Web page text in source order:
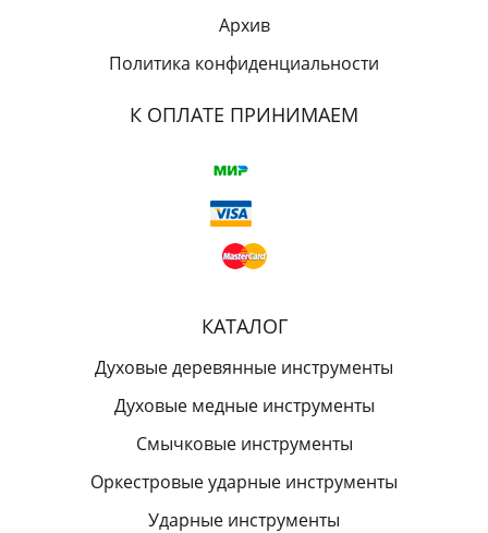
Архив
Политика конфиденциальности
К ОПЛАТЕ ПРИНИМАЕМ
КАТАЛОГ
Духовые деревянные инструменты
Духовые медные инструменты
Смычковые инструменты
Оркестровые ударные инструменты
Ударные инструменты